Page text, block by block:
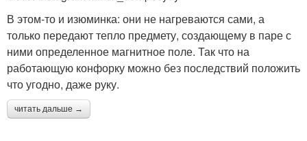
В этом-то и изюминка: они не нагреваются сами, а
только передают тепло предмету, создающему в паре с
ними определенное магнитное поле. Так что на
работающую конфорку можно без последствий положить
что угодно, даже руку.
читать дальше →